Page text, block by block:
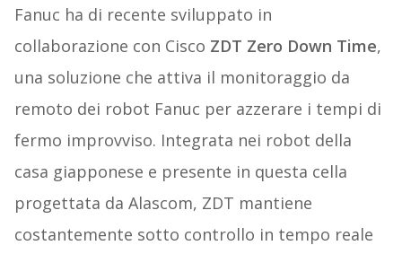
Fanuc ha di recente sviluppato in
collaborazione con Cisco ZDT Zero Down Time,
una soluzione che attiva il monitoraggio da
remoto dei robot Fanuc per azzerare i tempi di
fermo improvviso. Integrata nei robot della
casa giapponese e presente in questa cella
progettata da Alascom, ZDT mantiene
costantemente sotto controllo in tempo reale